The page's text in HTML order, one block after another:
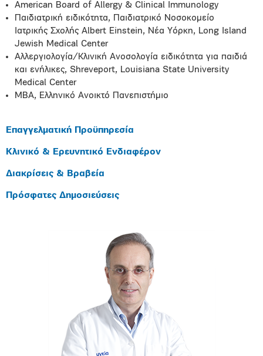
American Board of Allergy & Clinical Immunology
Παιδιατρική ειδικότητα, Παιδιατρικό Νοσοκομείο
Ιατρικής Σχολής Albert Einstein, Νέα Υόρκη, Long Island
Jewish Medical Center
Αλλεργιολογία/Κλινική Ανοσολογία ειδικότητα για παιδιά
και ενήλικες, Shreveport, Louisiana State University
Medical Center
MBA, Ελληνικό Ανοικτό Πανεπιστήμιο
Επαγγελματική Προϋπηρεσία
Κλινικό & Ερευνητικό Ενδιαφέρον
Διακρίσεις & Βραβεία
Πρόσφατες Δημοσιεύσεις